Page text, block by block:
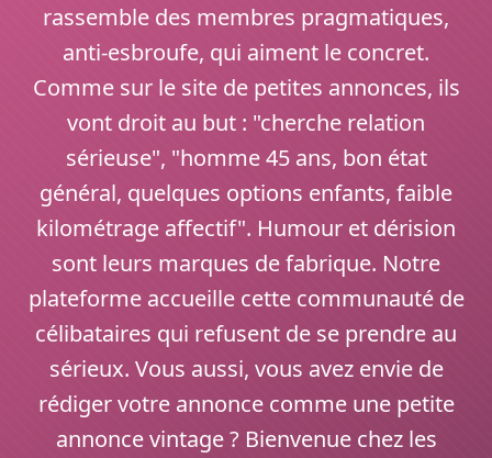
rassemble des membres pragmatiques,
anti-esbroufe, qui aiment le concret.
Comme sur le site de petites annonces, ils
vont droit au but : "cherche relation
sérieuse", "homme 45 ans, bon état
général, quelques options enfants, faible
kilométrage affectif". Humour et dérision
sont leurs marques de fabrique. Notre
plateforme accueille cette communauté de
célibataires qui refusent de se prendre au
sérieux. Vous aussi, vous avez envie de
rédiger votre annonce comme une petite
annonce vintage ? Bienvenue chez les